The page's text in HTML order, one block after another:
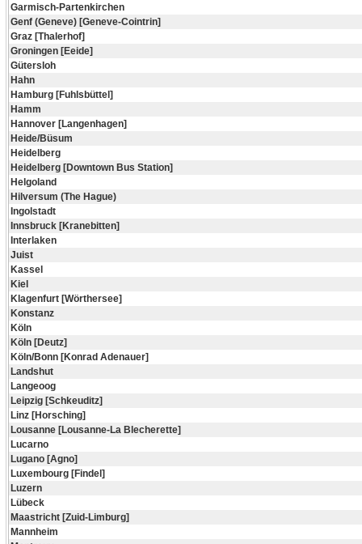
Garmisch-Partenkirchen
Genf (Geneve) [Geneve-Cointrin]
Graz [Thalerhof]
Groningen [Eeide]
Gütersloh
Hahn
Hamburg [Fuhlsbüttel]
Hamm
Hannover [Langenhagen]
Heide/Büsum
Heidelberg
Heidelberg [Downtown Bus Station]
Helgoland
Hilversum (The Hague)
Ingolstadt
Innsbruck [Kranebitten]
Interlaken
Juist
Kassel
Kiel
Klagenfurt [Wörthersee]
Konstanz
Köln
Köln [Deutz]
Köln/Bonn [Konrad Adenauer]
Landshut
Langeoog
Leipzig [Schkeuditz]
Linz [Horsching]
Lousanne [Lousanne-La Blecherette]
Lucarno
Lugano [Agno]
Luxembourg [Findel]
Luzern
Lübeck
Maastricht [Zuid-Limburg]
Mannheim